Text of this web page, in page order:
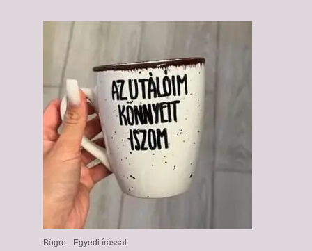
Bögre - Egyedi írással